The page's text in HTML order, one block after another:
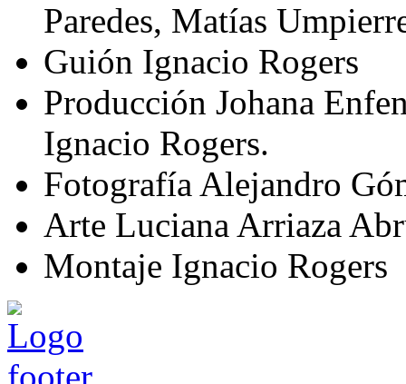
Paredes, Matías
Guión Ignacio Rogers
Producción Johana
Ignacio Rogers.
Fotografía Alejandro
Arte Luciana Arriaza
Montaje Ignacio Rogers